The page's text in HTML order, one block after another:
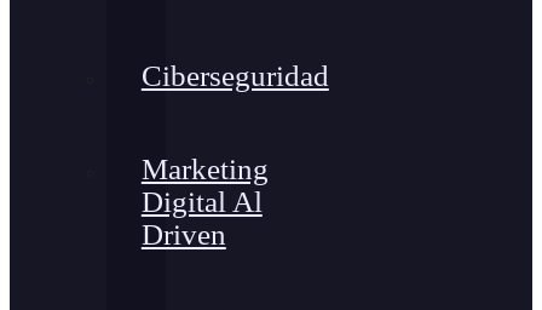
Ciberseguridad
Marketing
Digital Al
Driven